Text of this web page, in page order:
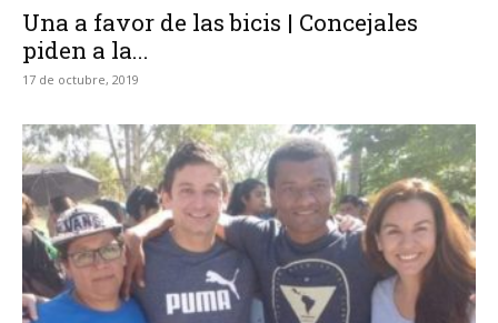
Una a favor de las bicis | Concejales
piden a la...
17 de octubre, 2019